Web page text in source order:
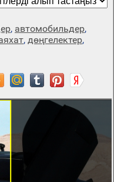
, автомобильдер,
, дөңгелектер,